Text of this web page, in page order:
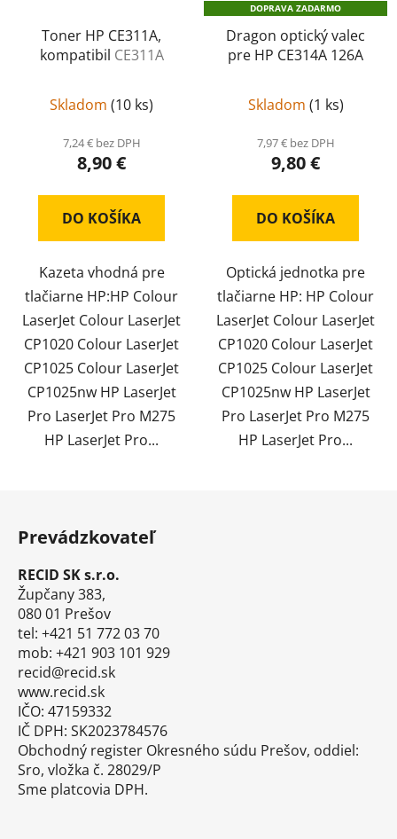
Toner HP CE311A,
kompatibil CE311A
Skladom (10 ks)
7,24 € bez DPH
8,90 €
DO KOŠÍKA
Kazeta vhodná pre
tlačiarne HP:HP Colour
LaserJet Colour LaserJet
CP1020 Colour LaserJet
CP1025 Colour LaserJet
CP1025nw HP LaserJet
Pro LaserJet Pro M275
HP LaserJet Pro...
DOPRAVA ZADARMO
Dragon optický valec
pre HP CE314A 126A
Skladom (1 ks)
7,97 € bez DPH
9,80 €
DO KOŠÍKA
Optická jednotka pre
tlačiarne HP: HP Colour
LaserJet Colour LaserJet
CP1020 Colour LaserJet
CP1025 Colour LaserJet
CP1025nw HP LaserJet
Pro LaserJet Pro M275
HP LaserJet Pro...
Prevádzkovateľ
RECID SK s.r.o.
Župčany 383,
080 01 Prešov
tel: +421 51 772 03 70
mob: +421 903 101 929
recid@recid.sk
www.recid.sk
IČO: 47159332
IČ DPH: SK2023784576
Obchodný register Okresného súdu Prešov, oddiel:
Sro, vložka č. 28029/P
Sme platcovia DPH.